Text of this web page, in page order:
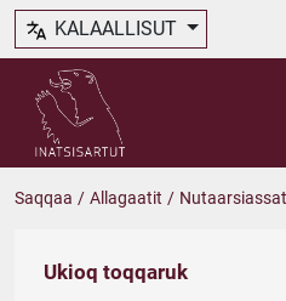
KALAALLISUT
Saqqaa / Allagaatit / Nutaarsiassat
Ukioq toqqaruk